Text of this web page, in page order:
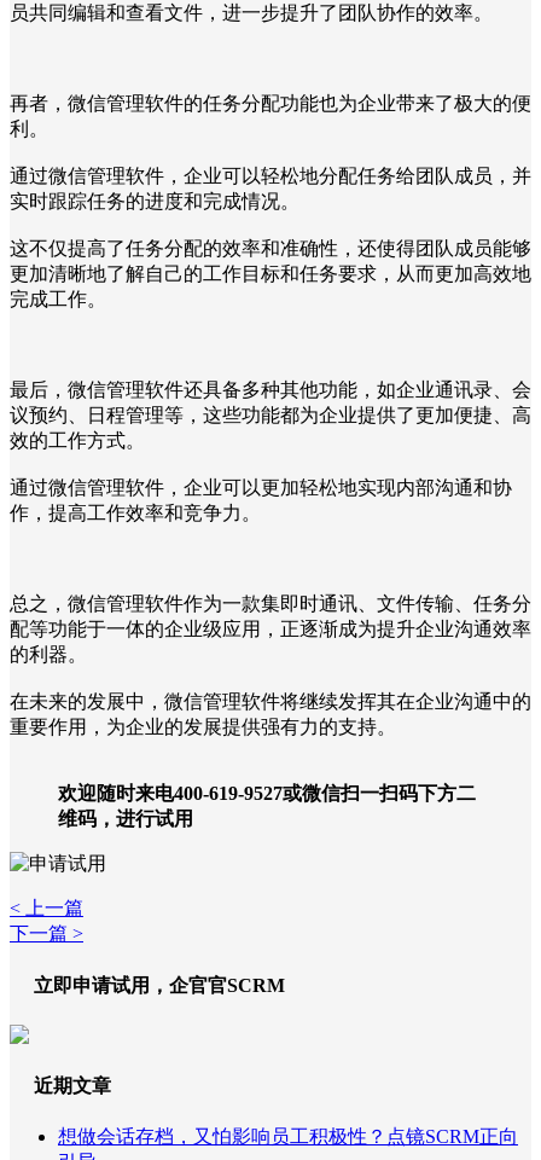
员共同编辑和查看文件，进一步提升了团队协作的效率。
再者，微信管理软件的任务分配功能也为企业带来了极大的便
利。
通过微信管理软件，企业可以轻松地分配任务给团队成员，并
实时跟踪任务的进度和完成情况。
这不仅提高了任务分配的效率和准确性，还使得团队成员能够
更加清晰地了解自己的工作目标和任务要求，从而更加高效地
完成工作。
最后，微信管理软件还具备多种其他功能，如企业通讯录、会
议预约、日程管理等，这些功能都为企业提供了更加便捷、高
效的工作方式。
通过微信管理软件，企业可以更加轻松地实现内部沟通和协
作，提高工作效率和竞争力。
总之，微信管理软件作为一款集即时通讯、文件传输、任务分
配等功能于一体的企业级应用，正逐渐成为提升企业沟通效率
的利器。
在未来的发展中，微信管理软件将继续发挥其在企业沟通中的
重要作用，为企业的发展提供强有力的支持。
欢迎随时来电400-619-9527或微信扫一扫码下方二
维码，进行试用
< 上一篇
下一篇 >
立即申请试用，企官官SCRM
近期文章
想做会话存档，又怕影响员工积极性？点镜SCRM正向